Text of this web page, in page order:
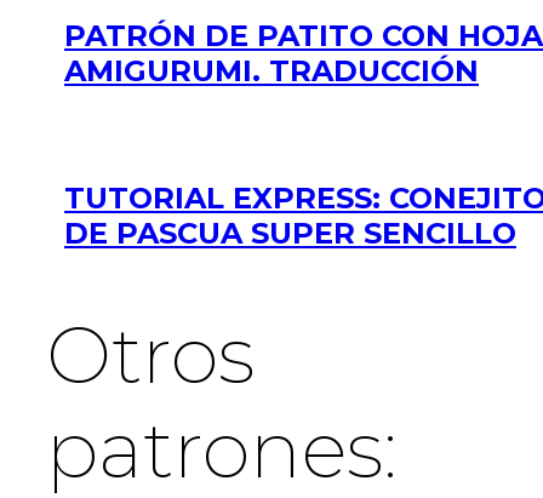
PATRÓN DE PATITO CON HOJA
AMIGURUMI. TRADUCCIÓN
TUTORIAL EXPRESS:
DE PASCUA SUPER SENCILLO
Otros
patrones: